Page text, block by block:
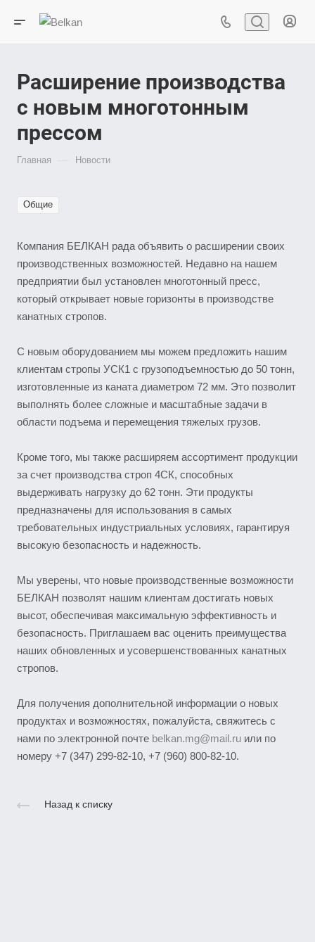
Расширение производства
с новым многотонным
прессом
Главная Новости
Общие
Компания БЕЛКАН рада объявить о расширении своих
производственных возможностей. Недавно на нашем
предприятии был установлен многотонный пресс,
который открывает новые горизонты в производстве
канатных стропов.
С новым оборудованием мы можем предложить нашим
клиентам стропы УСК1 с грузоподъемностью до 50 тонн,
изготовленные из каната диаметром 72 мм. Это позволит
выполнять более сложные и масштабные задачи в
области подъема и перемещения тяжелых грузов.
Кроме того, мы также расширяем ассортимент продукции
за счет производства строп 4СК, способных
выдерживать нагрузку до 62 тонн. Эти продукты
предназначены для использования в самых
требовательных индустриальных условиях, гарантируя
высокую безопасность и надежность.
Мы уверены, что новые производственные возможности
БЕЛКАН позволят нашим клиентам достигать новых
высот, обеспечивая максимальную эффективность и
безопасность. Приглашаем вас оценить преимущества
наших обновленных и усовершенствованных канатных
стропов.
Для получения дополнительной информации о новых
продуктах и возможностях, пожалуйста, свяжитесь с
нами по электронной почте belkan.mg@mail.ru или по
номеру +7 (347) 299-82-10, +7 (960) 800-82-10.
Назад к списку